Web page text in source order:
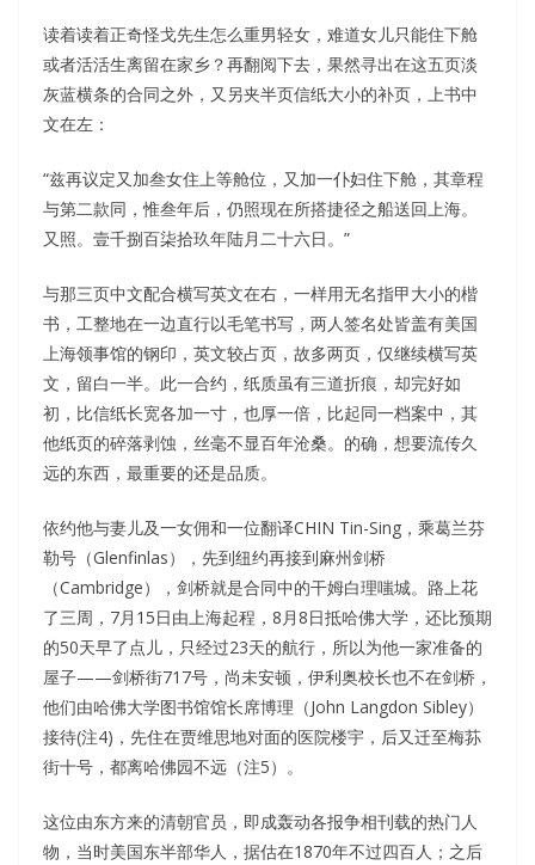
读着读着正奇怪戈先生怎么重男轻女，难道女儿只能住下舱
或者活活生离留在家乡？再翻阅下去，果然寻出在这五页淡
灰蓝横条的合同之外，又另夹半页信纸大小的补页，上书中
文在左：
“兹再议定又加叁女住上等舱位，又加一仆妇住下舱，其章程
与第二款同，惟叁年后，仍照现在所搭捷径之船送回上海。
又照。壹千捌百柒拾玖年陆月二十六日。”
与那三页中文配合横写英文在右，一样用无名指甲大小的楷
书，工整地在一边直行以毛笔书写，两人签名处皆盖有美国
上海领事馆的钢印，英文较占页，故多两页，仅继续横写英
文，留白一半。此一合约，纸质虽有三道折痕，却完好如
初，比信纸长宽各加一寸，也厚一倍，比起同一档案中，其
他纸页的碎落剥蚀，丝毫不显百年沧桑。的确，想要流传久
远的东西，最重要的还是品质。
依约他与妻儿及一女佣和一位翻译CHIN Tin-Sing，乘葛兰芬
勒号（Glenfinlas），先到纽约再接到麻州剑桥
（Cambridge），剑桥就是合同中的干姆白理嗤城。路上花
了三周，7月15日由上海起程，8月8日抵哈佛大学，还比预期
的50天早了点儿，只经过23天的航行，所以为他一家准备的
屋子——剑桥街717号，尚未安顿，伊利奥校长也不在剑桥，
他们由哈佛大学图书馆馆长席博理（John Langdon Sibley）
接待(注4)，先住在贾维思地对面的医院楼宇，后又迁至梅荪
街十号，都离哈佛园不远（注5）。
这位由东方来的清朝官员，即成轰动各报争相刊载的热门人
物，当时美国东半部华人，据估在1870年不过四百人；之后